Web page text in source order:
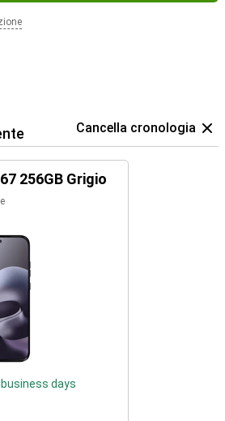
Cancella cronologia
256GB Grigio
days